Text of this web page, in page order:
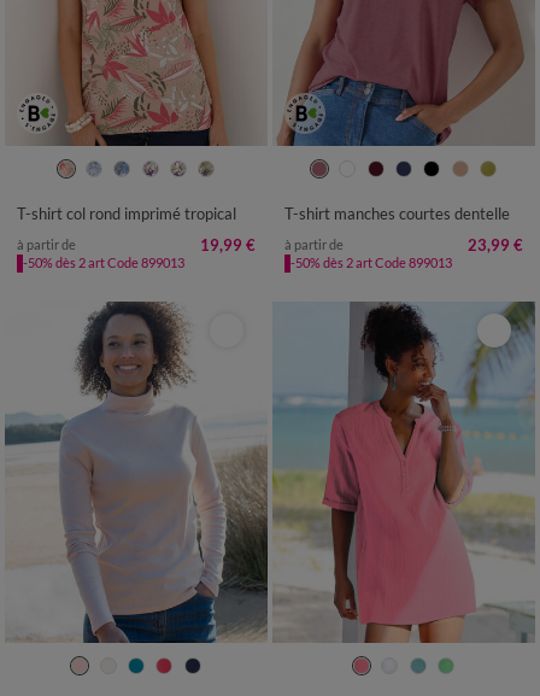
34/36 38/40 42/44
46/48
T-shirt col rond imprimé tropical
à partir de 19,99 €
-50% dès 2 art Code 899013
34/36 38/40 42/44 46/48
T-shirt manches courtes dentelle
à partir de 23,99 €
-50% dès 2 art Code 899013
34/36 38/40 42/44 46/48
38 40 42 44